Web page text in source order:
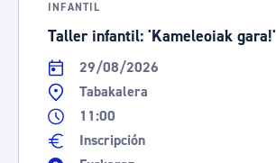
INFANTIL
Taller infantil: 'Kameleoiak gara!'
29/08/2026
Tabakalera
11:00
Inscripción